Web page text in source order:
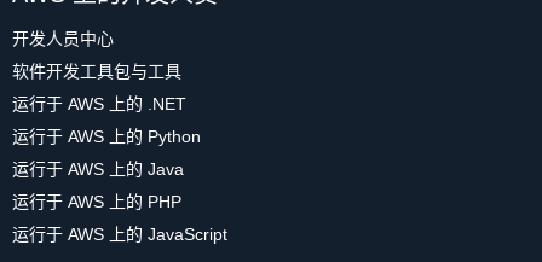
开发人员中心
软件开发工具包与工具
运行于 AWS 上的 .NET
运行于 AWS 上的 Python
运行于 AWS 上的 Java
运行于 AWS 上的 PHP
运行于 AWS 上的 JavaScript